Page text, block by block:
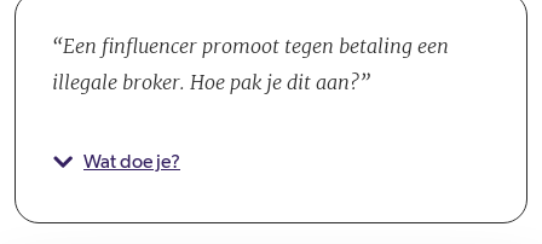
Een finfluencer promoot tegen betaling een
illegale broker. Hoe pak je dit aan?
Wat doe je?